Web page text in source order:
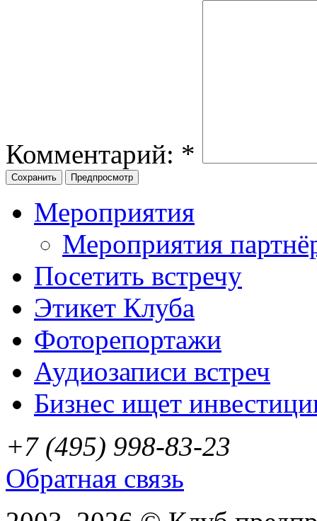
Комментарий: *
Мероприятия
Мероприятия
Посетить встречу
Этикет Клуба
Фоторепортажи
Аудиозаписи встреч
Бизнес ищет
+7 (495) 998-83-23
Обратная связь